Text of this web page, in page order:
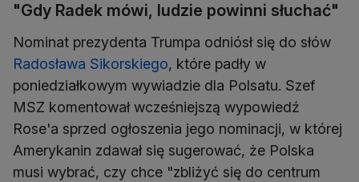
"Gdy Radek mówi, ludzie powinni słuchać"
Nominat prezydenta Trumpa odniósł się do słów
Radosława Sikorskiego, które padły w
poniedziałkowym wywiadzie dla Polsatu. Szef
MSZ komentował wcześniejszą wypowiedź
Rose'a sprzed ogłoszenia jego nominacji, w której
Amerykanin zdawał się sugerować, że Polska
musi wybrać, czy chce "zbliżyć się do centrum